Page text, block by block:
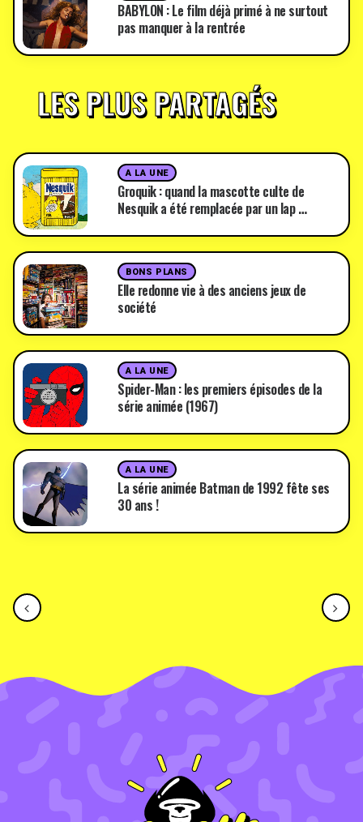
BABYLON : Le film déjà primé à ne surtout
pas manquer à la rentrée
LES PLUS PARTAGÉS
A LA UNE
Groquik : quand la mascotte culte de
Nesquik a été remplacée par un lap …
BONS PLANS
Elle redonne vie à des anciens jeux de
société
A LA UNE
Spider-Man : les premiers épisodes de la
série animée (1967)
A LA UNE
La série animée Batman de 1992 fête ses
30 ans !